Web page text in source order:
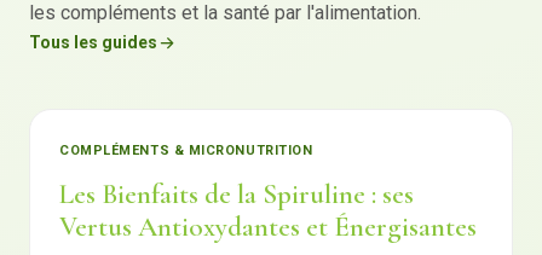
les compléments et la santé par l'alimentation.
Tous les guides
COMPLÉMENTS & MICRONUTRITION
Les Bienfaits de la Spiruline : ses
Vertus Antioxydantes et Énergisantes